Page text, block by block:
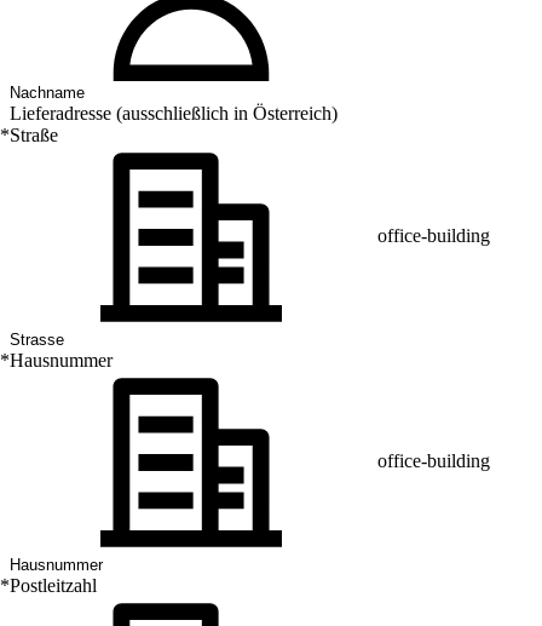
Lieferadresse (ausschließlich in Österreich)
*Straße
office-building
*Hausnummer
office-building
*Postleitzahl